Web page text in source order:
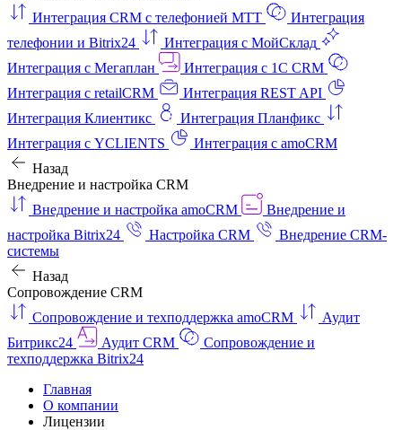
Интеграция CRM с телефонией МТТ
Интеграция
телефонии и Bitrix24
Интеграция с МойСклад
Интеграция с Мегаплан
Интеграция с 1C CRM
Интеграция с retailCRM
Интеграция REST API
Интеграция Клиентикс
Интеграция Планфикс
Интеграция с YCLIENTS
Интеграция с amoCRM
Назад
Внедрение и настройка CRM
Внедрение и настройка amoCRM
Внедрение и
настройка Bitrix24
Настройка CRM
Внедрение CRM-
системы
Назад
Сопровождение CRM
Сопровождение и техподдержка amoCRM
Аудит
Битрикс24
Аудит CRM
Сопровождение и
техподдержка Bitrix24
Главная
О компании
Лицензии